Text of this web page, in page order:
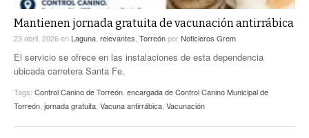
Mantienen jornada gratuita de vacunación antirrábica
23 abril, 2026en Laguna relevantes TorreónporNoticieros Grem
El servicio se ofrece en las instalaciones de esta dependencia
ubicada carretera Santa Fe.
Tags: Control Canino de Torreón encargada de Control Canino Municipal de
Torreón jornada gratuita Vacuna antirrábica Vacunación